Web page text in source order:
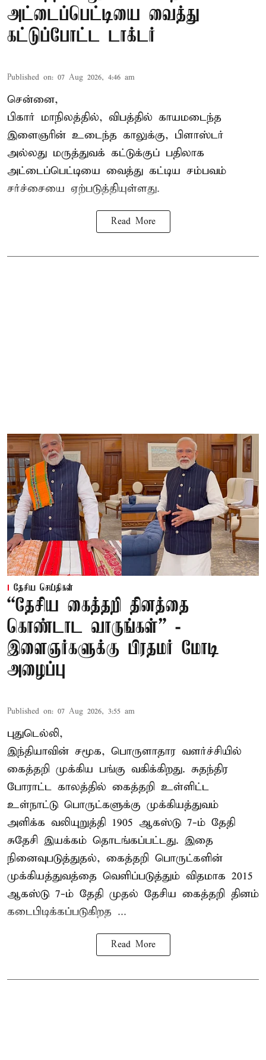
அட்டைப்பெட்டியை வைத்து
கட்டுப்போட்ட டாக்டர்
Published on: 07 Aug 2026, 4:46 am
சென்னை,
பிகார் மாநிலத்தில், விபத்தில் காயமடைந்த
இளைஞரின் உடைந்த காலுக்கு, பிளாஸ்டர்
அல்லது மருத்துவக் கட்டுக்குப் பதிலாக
அட்டைப்பெட்டியை வைத்து கட்டிய சம்பவம்
சர்ச்சையை ஏற்படுத்தியுள்ளது.
Read More
தேசிய செய்திகள்
“தேசிய கைத்தறி தினத்தை
கொண்டாட வாருங்கள்” -
இளைஞர்களுக்கு பிரதமர் மோடி
அழைப்பு
Published on: 07 Aug 2026, 3:55 am
புதுடெல்லி,
இந்தியாவின் சமூக, பொருளாதார வளர்ச்சியில்
கைத்தறி முக்கிய பங்கு வகிக்கிறது. சுதந்திர
போராட்ட காலத்தில் கைத்தறி உள்ளிட்ட
உள்நாட்டு பொருட்களுக்கு முக்கியத்துவம்
அளிக்க வலியுறுத்தி 1905 ஆகஸ்டு 7-ம் தேதி
சுதேசி இயக்கம் தொடங்கப்பட்டது. இதை
நினைவுபடுத்துதல், கைத்தறி பொருட்களின்
முக்கியத்துவத்தை வெளிப்படுத்தும் விதமாக 2015
ஆகஸ்டு 7-ம் தேதி முதல் தேசிய கைத்தறி தினம்
கடைபிடிக்கப்படுகிறத ...
Read More